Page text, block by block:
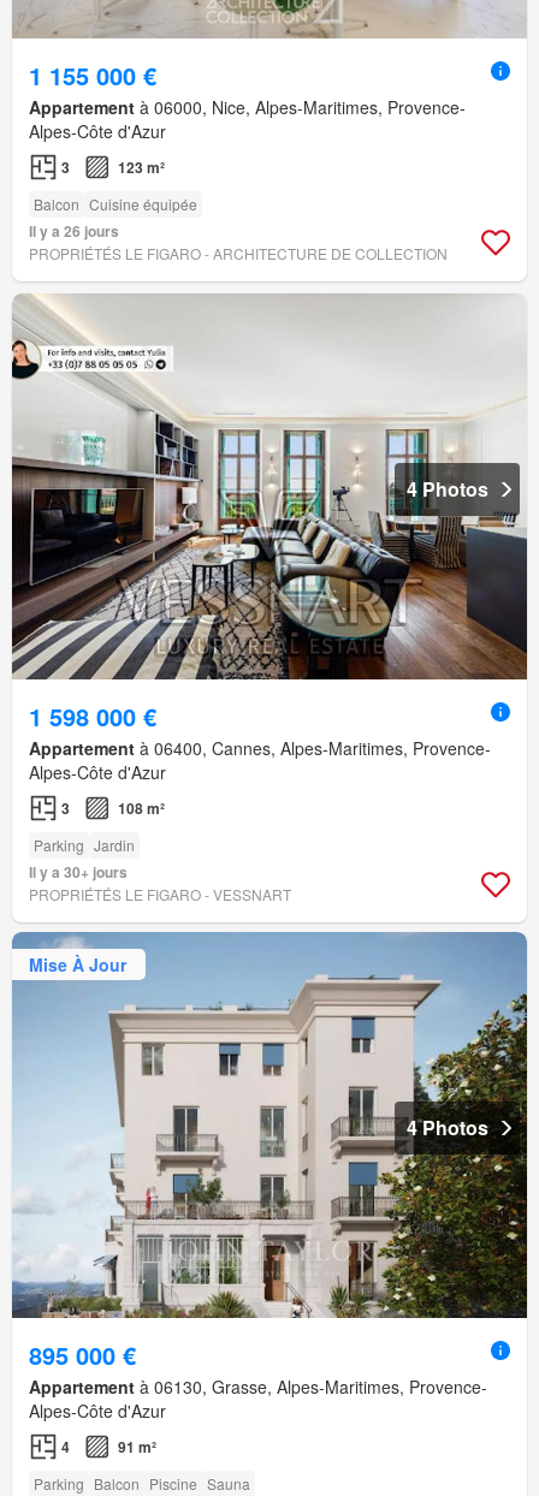
1 155 000 €
Appartement à 06000, Nice, Alpes-Maritimes, Provence-
Alpes-Côte d'Azur
3 123 m²
Balcon Cuisine équipée
Il y a 26 jours
PROPRIÉTÉS LE FIGARO - ARCHITECTURE DE COLLECTION
4 Photos
1 598 000 €
Appartement à 06400, Cannes, Alpes-Maritimes, Provence-
Alpes-Côte d'Azur
3 108 m²
Parking Jardin
Il y a 30+ jours
PROPRIÉTÉS LE FIGARO - VESSNART
Mise À Jour
4 Photos
895 000 €
Appartement à 06130, Grasse, Alpes-Maritimes, Provence-
Alpes-Côte d'Azur
4 91 m²
Parking Balcon Piscine Sauna